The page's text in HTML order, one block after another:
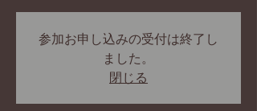
参加お申し込みの受付は終了し
ました。
閉じる